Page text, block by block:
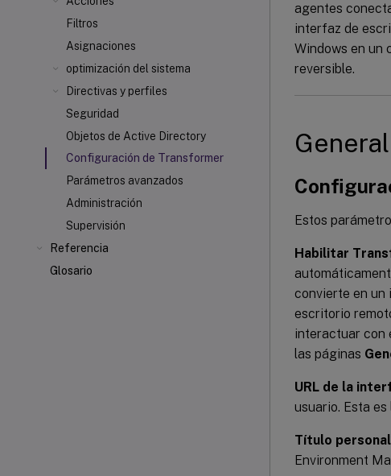
Filtros
Asignaciones
optimización del sistema
Directivas y perfiles
Seguridad
Objetos de Active Directory
Configuración de Transformer
Parámetros avanzados
Administración
Supervisión
Referencia
Glosario
agentes
interfaz de
Windows en un
reversible.
General
Estos
Habilitar
convierte en un
escritorio
interactuar con
las páginas
URL de la
usuario. Esta
Título
Environment